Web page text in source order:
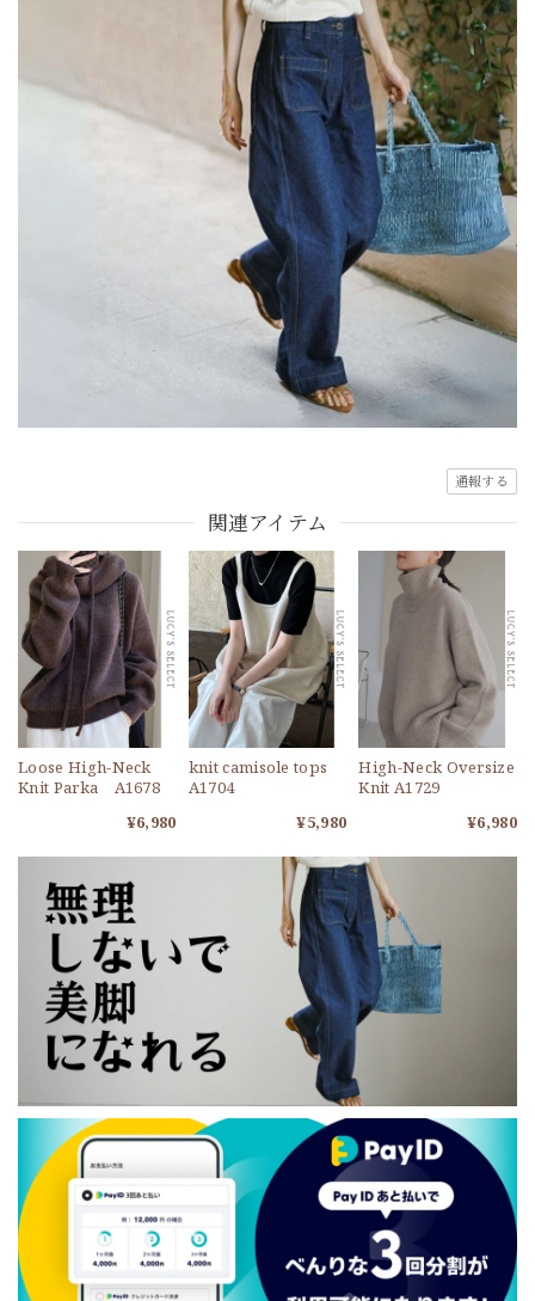
通報する
関連アイテム
Loose High-Neck
Knit Parka A1678
¥6,980
knit camisole tops
A1704
¥5,980
High-Neck Oversize
Knit A1729
¥6,980